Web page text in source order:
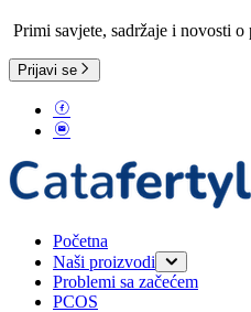
Primi savjete, sadržaje i novosti
Prijavi se
Početna
Naši proizvodi
Catafertyl FOR HER
Problemi sa začećem
PCOS